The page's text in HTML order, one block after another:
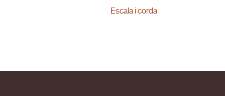
Escala i corda